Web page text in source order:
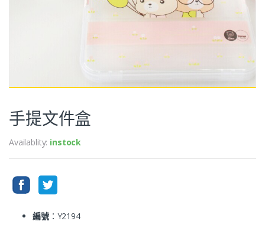
手提文件盒
Availablity: instock
編號：Y2194